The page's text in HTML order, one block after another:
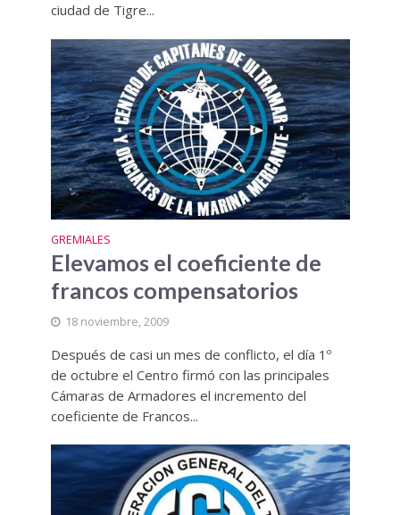
ciudad de Tigre...
GREMIALES
Elevamos el coeficiente de
francos compensatorios
18 noviembre, 2009
Después de casi un mes de conflicto, el día 1º
de octubre el Centro firmó con las principales
Cámaras de Armadores el incremento del
coeficiente de Francos...